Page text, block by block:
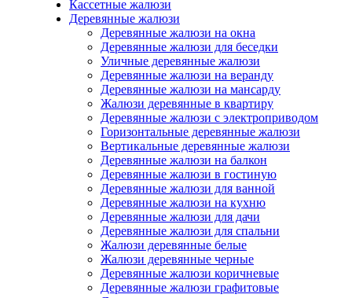
Кассетные жалюзи
Деревянные жалюзи
Деревянные жалюзи на окна
Деревянные жалюзи для беседки
Уличные деревянные жалюзи
Деревянные жалюзи на веранду
Деревянные жалюзи на мансарду
Жалюзи деревянные в квартиру
Деревянные жалюзи с электроприводом
Горизонтальные деревянные жалюзи
Вертикальные деревянные жалюзи
Деревянные жалюзи на балкон
Деревянные жалюзи в гостиную
Деревянные жалюзи для ванной
Деревянные жалюзи на кухню
Деревянные жалюзи для дачи
Деревянные жалюзи для спальни
Жалюзи деревянные белые
Жалюзи деревянные черные
Деревянные жалюзи коричневые
Деревянные жалюзи графитовые